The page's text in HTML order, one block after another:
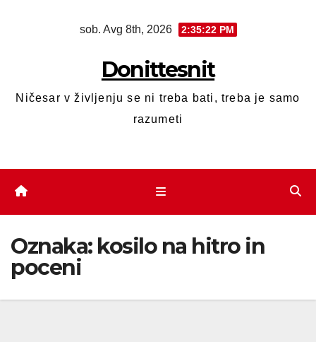
sob. Avg 8th, 2026 2:35:22 PM
Donittesnit
Ničesar v življenju se ni treba bati, treba je samo
razumeti
Oznaka: kosilo na hitro in
poceni